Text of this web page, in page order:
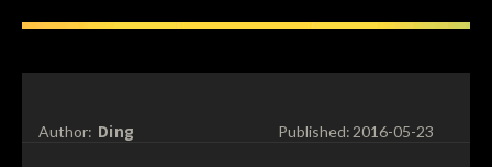
Author: Ding Published:2016-05-23